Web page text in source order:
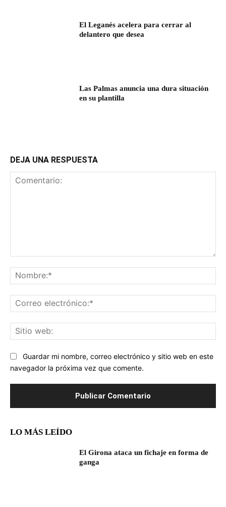
El Leganés acelera para cerrar al
delantero que desea
Las Palmas anuncia una dura situación
en su plantilla
DEJA UNA RESPUESTA
Guardar mi nombre, correo electrónico y sitio web en este
navegador la próxima vez que comente.
LO MÁS LEÍDO
El Girona ataca un fichaje en forma de
ganga